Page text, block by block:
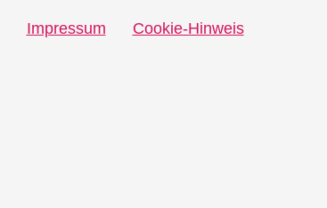
Impressum
Cookie-Hinweis